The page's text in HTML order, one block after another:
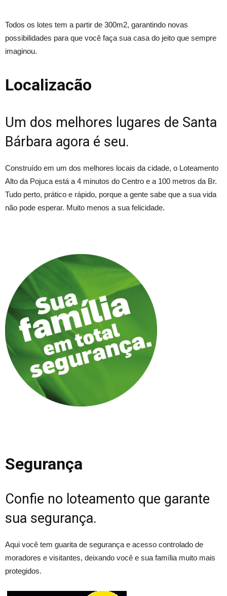
Todos os lotes tem a partir de 300m2, garantindo novas
possibilidades para que você faça sua casa do jeito que sempre
imaginou.
Localizacão
Um dos melhores lugares de Santa
Bárbara agora é seu.
Construído em um dos melhores locais da cidade, o Loteamento
Alto da Pojuca está a 4 minutos do Centro e a 100 metros da Br.
Tudo perto, prático e rápido, porque a gente sabe que a sua vida
não pode esperar. Muito menos a sua felicidade.
Segurança
Confie no loteamento que garante
sua segurança.
Aqui você tem guarita de segurança e acesso controlado de
moradores e visitantes, deixando você e sua família muito mais
protegidos.